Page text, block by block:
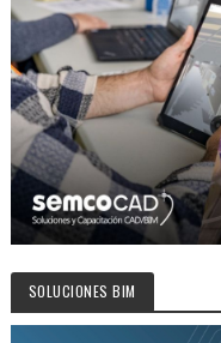
SOLUCIONES BIM